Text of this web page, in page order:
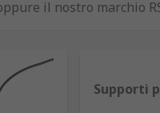
il nostro marchio
disponibili prodotti
Supporti